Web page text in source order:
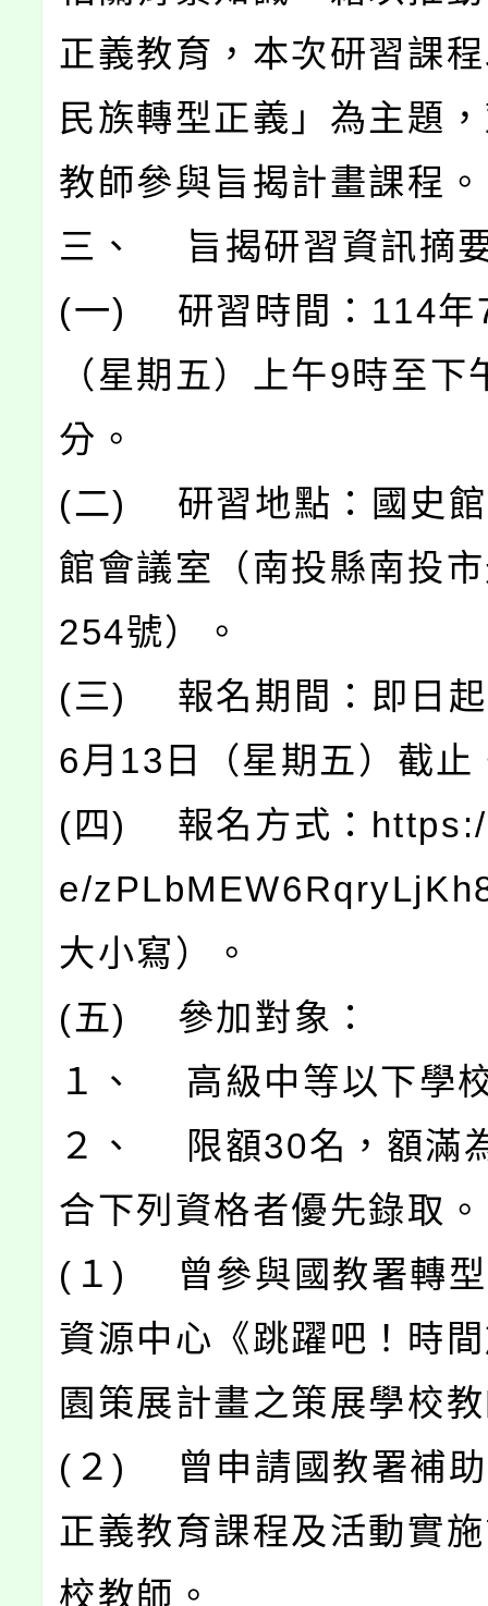
正義教育，本次研習課
民族轉型正義」為主題
教師參與旨揭計畫課程。
三、 旨揭研習資訊摘
(一) 研習時間：114年
（星期五）上午9時至下
分。
(二) 研習地點：國史館
館會議室（南投縣南投
254號）。
(三) 報名期間：即日
6月13日（星期五）截止
(四) 報名方式：
e/
大小寫）。
(五) 參加對象：
１、 高級中等以下學
２、 限額30名，額滿
合下列資格者優先錄取。
(１) 曾參與國教署轉型
資源中心《跳躍吧！時
園策展計畫之策展學校
(２) 曾申請國教署補助
正義教育課程及活動實
校教師。